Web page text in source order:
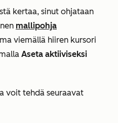
kertaa, sinut ohjataan
mallipohja
viemällä hiiren kursori
Aseta aktiiviseksi
voit tehdä seuraavat